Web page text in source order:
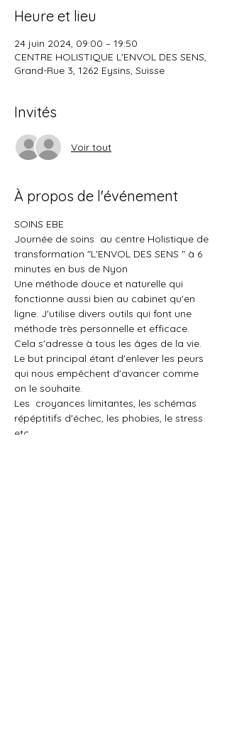
Heure et lieu
24 juin 2024, 09:00 – 19:50
CENTRE HOLISTIQUE L'ENVOL DES SENS,
Grand-Rue 3, 1262 Eysins, Suisse
Invités
Voir tout
À propos de l'événement
SOINS EBE
Journée de soins  au centre Holistique de
transformation "L'ENVOL DES SENS " à 6
minutes en bus de Nyon
Une méthode douce et naturelle qui
fonctionne aussi bien au cabinet qu'en
ligne. J'utilise divers outils qui font une
méthode très personnelle et efficace.
Cela s'adresse à tous les âges de la vie.
Le but principal étant d'enlever les peurs
qui nous empêchent d'avancer comme
on le souhaite.
Les  croyances limitantes, les schémas
répéptitifs d'échec, les phobies, le stress
etc.